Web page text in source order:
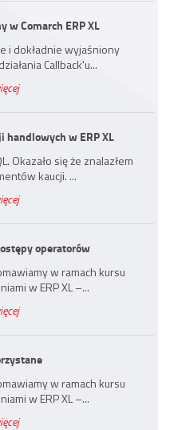
w Comarch ERP XL
i dokładnie wyjaśniony
Callback'u...
handlowych w ERP XL
Okazało się że znalazłem
kaucji. ...
operatorów
w ramach kursu
w ERP XL –...
w ramach kursu
w ERP XL –...